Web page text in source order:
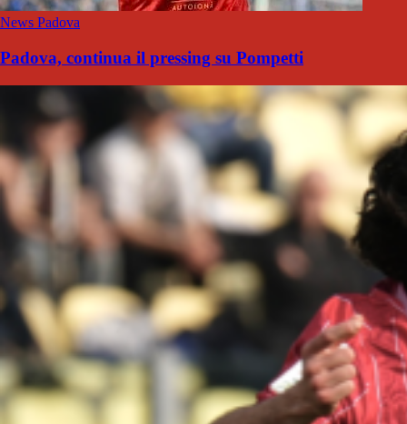
News Padova
Padova, continua il pressing su Pompetti